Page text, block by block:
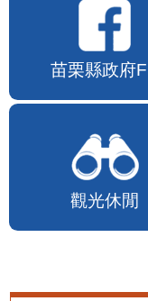
苗栗縣政府
觀光休閒